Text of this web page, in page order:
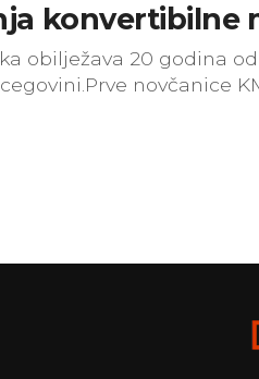
konvertibilne
obilježava 20 godina
novčanice KM